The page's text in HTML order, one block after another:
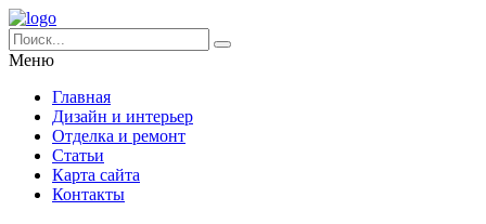
Меню
Главная
Дизайн и интерьер
Отделка и ремонт
Статьи
Карта сайта
Контакты